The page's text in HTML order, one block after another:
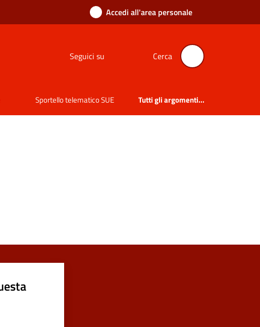
Accedi all'area personale
Seguici su Cerca
Sportello telematico SUE Tutti gli argomenti...